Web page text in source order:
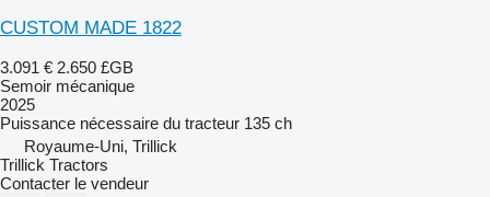
CUSTOM MADE 1822
3.091 € 2.650 £GB
Semoir mécanique
2025
Puissance nécessaire du tracteur 135 ch
Royaume-Uni, Trillick
Trillick Tractors
Contacter le vendeur